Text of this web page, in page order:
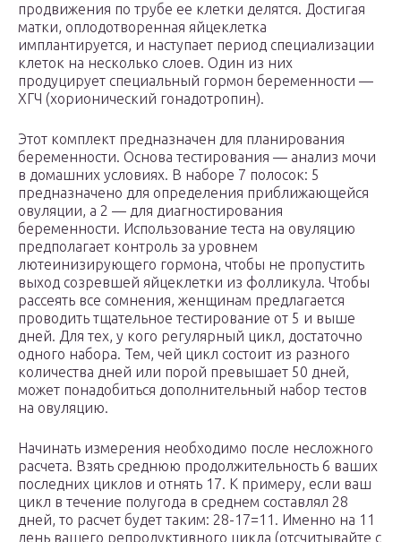
продвижения по трубе ее клетки делятся. Достигая
матки, оплодотворенная яйцеклетка
имплантируется, и наступает период специализации
клеток на несколько слоев. Один из них
продуцирует специальный гормон беременности —
ХГЧ (хорионический гонадотропин).
Этот комплект предназначен для планирования
беременности. Основа тестирования — анализ мочи
в домашних условиях. В наборе 7 полосок: 5
предназначено для определения приближающейся
овуляции, а 2 — для диагностирования
беременности. Использование теста на овуляцию
предполагает контроль за уровнем
лютеинизирующего гормона, чтобы не пропустить
выход созревшей яйцеклетки из фолликула. Чтобы
рассеять все сомнения, женщинам предлагается
проводить тщательное тестирование от 5 и выше
дней. Для тех, у кого регулярный цикл, достаточно
одного набора. Тем, чей цикл состоит из разного
количества дней или порой превышает 50 дней,
может понадобиться дополнительный набор тестов
на овуляцию.
Начинать измерения необходимо после несложного
расчета. Взять среднюю продолжительность 6 ваших
последних циклов и отнять 17. К примеру, если ваш
цикл в течение полугода в среднем составлял 28
дней, то расчет будет таким: 28-17=11. Именно на 11
день вашего репродуктивного цикла (отсчитывайте с